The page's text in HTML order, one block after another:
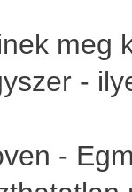
meg
-
-